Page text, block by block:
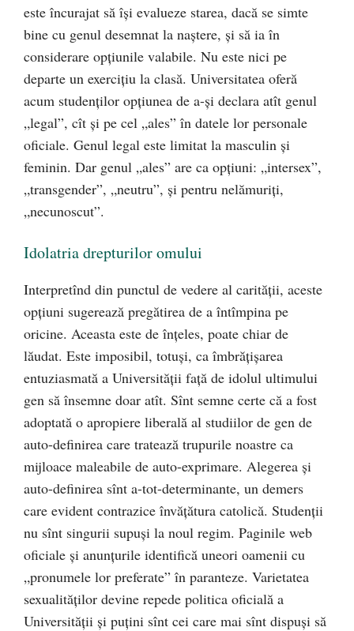
este încurajat să își evalueze starea, dacă se simte
bine cu genul desemnat la naștere, și să ia în
considerare opțiunile valabile. Nu este nici pe
departe un exercițiu la clasă. Universitatea oferă
acum studenților opțiunea de a-și declara atît genul
„legal”, cît și pe cel „ales” în datele lor personale
oficiale. Genul legal este limitat la masculin și
feminin. Dar genul „ales” are ca opțiuni: „intersex”,
„transgender”, „neutru”, și pentru nelămuriți,
„necunoscut”.
Idolatria drepturilor omului
Interpretînd din punctul de vedere al carității, aceste
opțiuni sugerează pregătirea de a întîmpina pe
oricine. Aceasta este de înțeles, poate chiar de
lăudat. Este imposibil, totuși, ca îmbrățișarea
entuziasmată a Universității față de idolul ultimului
gen să însemne doar atît. Sînt semne certe că a fost
adoptată o apropiere liberală al studiilor de gen de
auto-definirea care tratează trupurile noastre ca
mijloace maleabile de auto-exprimare. Alegerea și
auto-definirea sînt a-tot-determinante, un demers
care evident contrazice învățătura catolică. Studenții
nu sînt singurii supuși la noul regim. Paginile web
oficiale și anunțurile identifică uneori oamenii cu
„pronumele lor preferate” în paranteze. Varietatea
sexualităților devine repede politica oficială a
Universității și puțini sînt cei care mai sînt dispuși să